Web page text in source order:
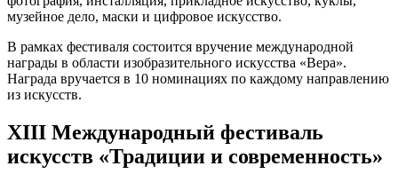
музейное дело, маски и цифровое искусство.
В рамках фестиваля состоится вручение международной
награды в области изобразительного искусства «Вера».
Награда вручается в 10 номинациях по каждому направлению
из искусств.
XIII Международный фестиваль
искусств «Традиции и современность»